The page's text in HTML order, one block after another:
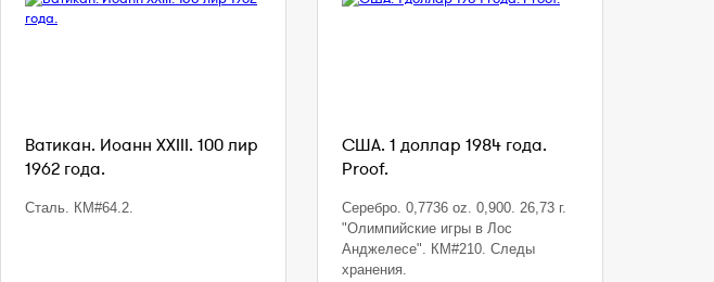
Ватикан. Иоанн XXIII. 100 лир
1962 года.
Сталь. КМ#64.2.
США. 1 доллар 1984 года.
Proof.
Серебро. 0,7736 oz. 0,900. 26,73 г.
"Олимпийские игры в Лос
Анджелесе". КМ#210. Следы
хранения.